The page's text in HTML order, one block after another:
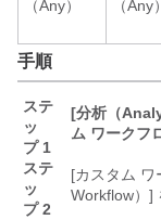
（Any）
（Any）
手順
ステ
ッ
プ 1
[分析（
ム ワークフ
ステ
ッ
プ 2
[カスタム ワ
Workflow）]